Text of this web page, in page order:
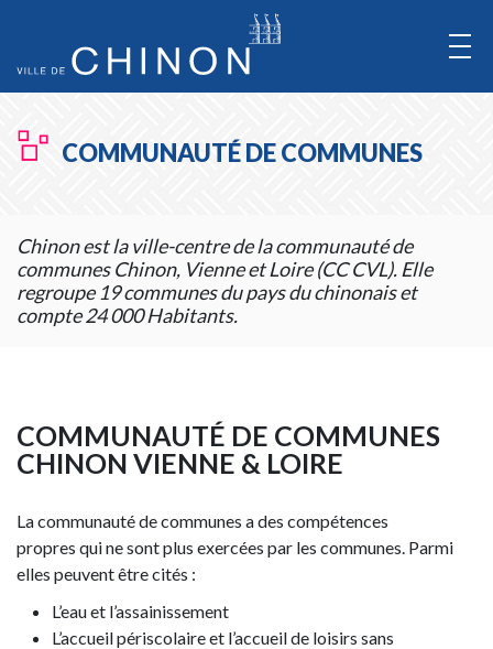
Aller
Contenu Aller
COMMUNAUTÉ DE COMMUNES
Chinon est la ville-centre de la communauté de
communes Chinon, Vienne et Loire (CC CVL). Elle
regroupe 19 communes du pays du chinonais et
compte 24 000 Habitants.
COMMUNAUTÉ DE COMMUNES
CHINON VIENNE & LOIRE
La communauté de communes a des compétences
propres qui ne sont plus exercées par les communes. Parmi
elles peuvent être cités :
L’eau et l’assainissement
L’accueil périscolaire et l’accueil de loisirs sans